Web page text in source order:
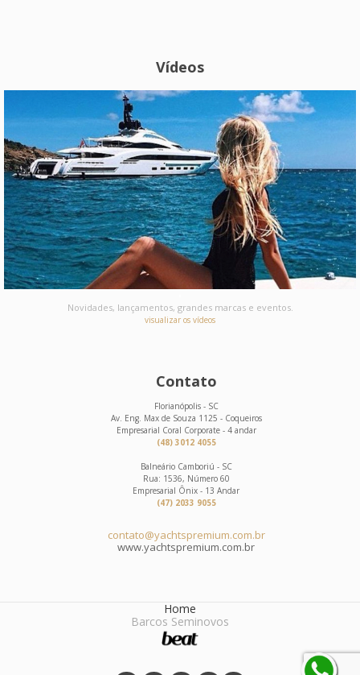
Vídeos
Novidades, lançamentos, grandes marcas e eventos.
visualizar os vídeos
Contato
Florianópolis - SC
Av. Eng. Max de Souza 1125 - Coqueiros
Empresarial Coral Corporate - 4 andar
(48) 3012 4055
Balneário Camboriú - SC
Rua: 1536, Número 60
Empresarial Ônix - 13 Andar
(47) 2033 9055
contato@yachtspremium.com.br
www.yachtspremium.com.br
Home
Barcos Seminovos